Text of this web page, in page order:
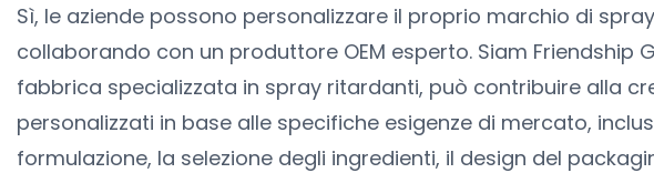
Sì, le aziende possono personalizzare il proprio marchio di
collaborando con un produttore OEM esperto. Siam Friendship
fabbrica specializzata in spray ritardanti, può contribuire alla
personalizzati in base alle specifiche esigenze di mercato,
formulazione, la selezione degli ingredienti, il design del